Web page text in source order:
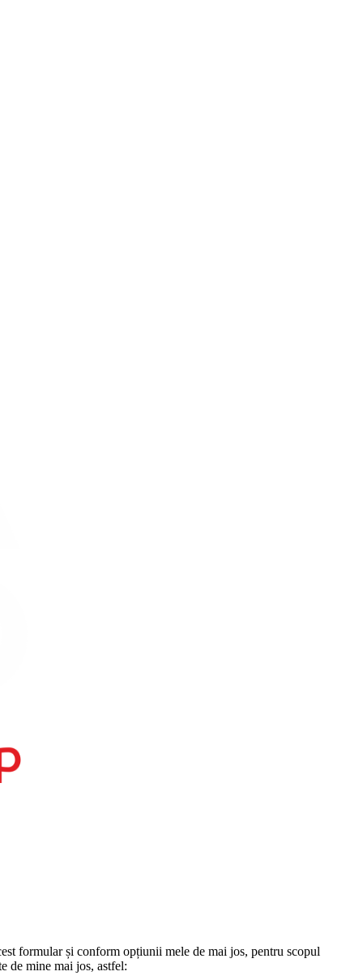
formular și conform opțiunii mele de mai jos, pentru scopul
de mine mai jos, astfel: